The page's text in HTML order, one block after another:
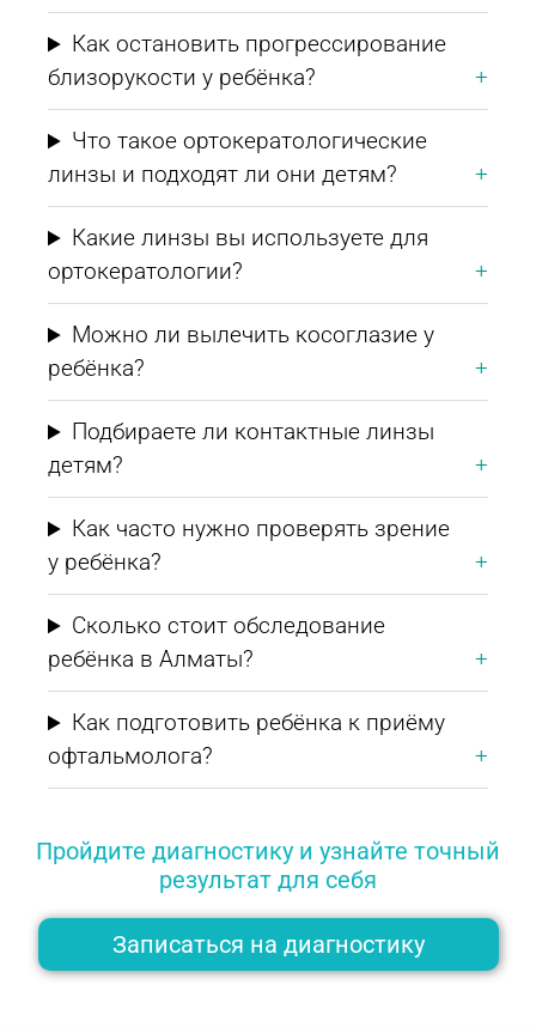
Как остановить прогрессирование
близорукости у ребёнка?
Что такое ортокератологические
линзы и подходят ли они детям?
Какие линзы вы используете для
ортокератологии?
Можно ли вылечить косоглазие у
ребёнка?
Подбираете ли контактные линзы
детям?
Как часто нужно проверять зрение
у ребёнка?
Сколько стоит обследование
ребёнка в Алматы?
Как подготовить ребёнка к приёму
офтальмолога?
Пройдите диагностику и узнайте точный
результат для себя
Записаться на диагностику